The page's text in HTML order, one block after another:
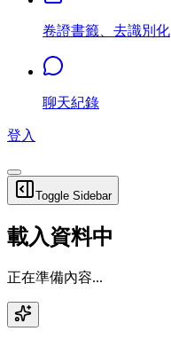
卷證書籤、去識別化
聊天紀錄
登入
Toggle Sidebar
載入資料中
正在準備內容...